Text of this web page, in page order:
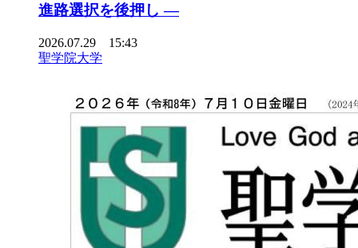
進路選択を後押し ―
2026.07.29 15:43
聖学院大学